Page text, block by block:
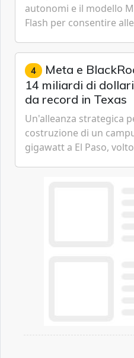
autonomi e il modello
Flash per consentire
gestione continua del
4 Meta e
14 miliardi di
da record in Texas
Un'alleanza strategica
costruzione di un
gigawatt a El Paso,